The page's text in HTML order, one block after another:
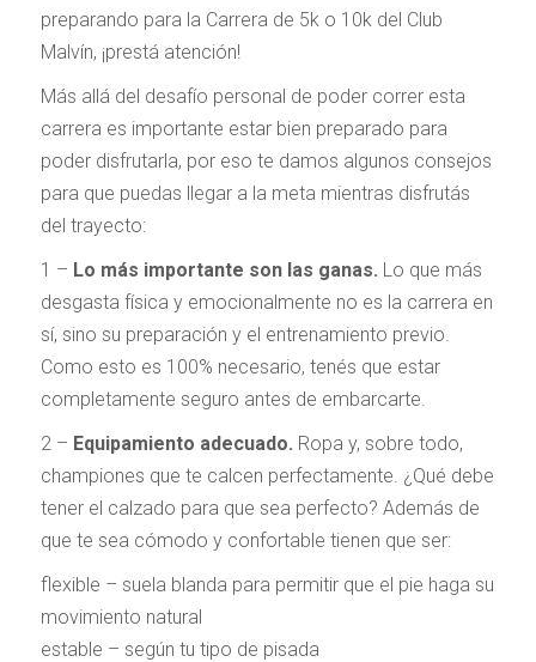
preparando para la Carrera de 5k o 10k del Club
Malvín, ¡prestá atención!
Más allá del desafío personal de poder correr esta
carrera es importante estar bien preparado para
poder disfrutarla, por eso te damos algunos consejos
para que puedas llegar a la meta mientras disfrutás
del trayecto:
1 – Lo más importante son las ganas. Lo que más
desgasta física y emocionalmente no es la carrera en
sí, sino su preparación y el entrenamiento previo.
Como esto es 100% necesario, tenés que estar
completamente seguro antes de embarcarte.
2 – Equipamiento adecuado. Ropa y, sobre todo,
championes que te calcen perfectamente. ¿Qué debe
tener el calzado para que sea perfecto? Además de
que te sea cómodo y confortable tienen que ser:
flexible – suela blanda para permitir que el pie haga su
movimiento natural
estable – según tu tipo de pisada